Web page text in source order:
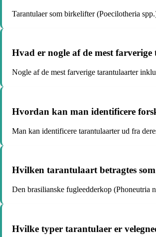
Tarantulaer som birkelifter (Poecilotheria
Hvad er nogle af de mest
Nogle af de mest farverige tarantulaarter
Hvordan kan man identificere
Man kan identificere tarantulaarter ud fra
Hvilken tarantulaart betragtes
Den brasilianske fugleedderkop (Phoneutria
Hvilke typer tarantulaer er